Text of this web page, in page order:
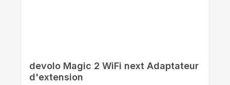
devolo Magic 2 WiFi next Adaptateur
d'extension